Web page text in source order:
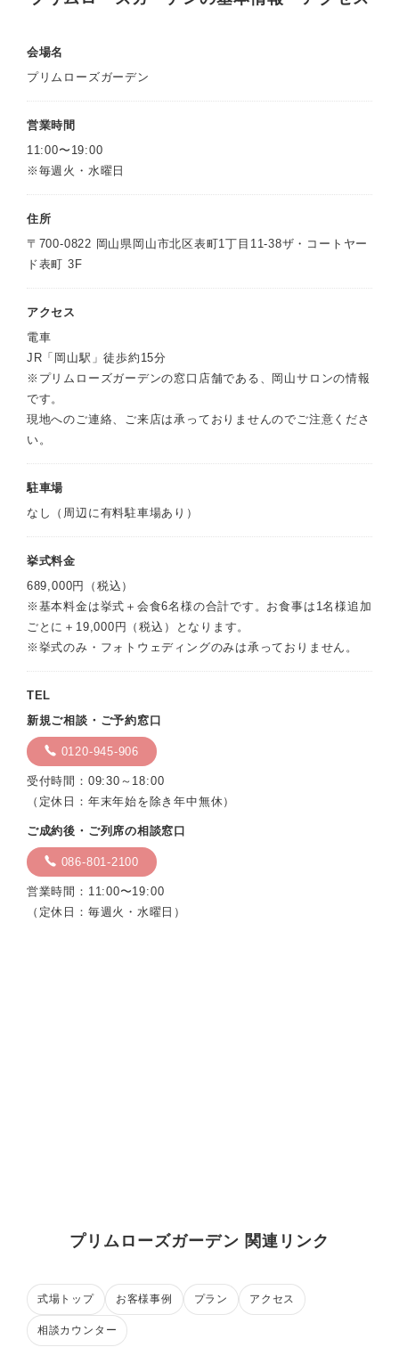
会場名
プリムローズガーデン
営業時間
11:00〜19:00
※毎週火・水曜日
住所
〒700-0822 岡山県岡山市北区表町1丁目11-38ザ・コートヤー
ド表町 3F
アクセス
電車
JR「岡山駅」徒歩約15分
※プリムローズガーデンの窓口店舗である、岡山サロンの情報
です。
現地へのご連絡、ご来店は承っておりませんのでご注意くださ
い。
駐車場
なし（周辺に有料駐車場あり）
挙式料金
689,000円（税込）
※基本料金は挙式＋会食6名様の合計です。お食事は1名様追加
ごとに＋19,000円（税込）となります。
※挙式のみ・フォトウェディングのみは承っておりません。
TEL
新規ご相談・ご予約窓口
0120-945-906
受付時間：09:30～18:00
（定休日：年末年始を除き年中無休）
ご成約後・ご列席の相談窓口
086-801-2100
営業時間：11:00〜19:00
（定休日：毎週火・水曜日）
プリムローズガーデン 関連リンク
式場トップ お客様事例 プラン アクセス
相談カウンター